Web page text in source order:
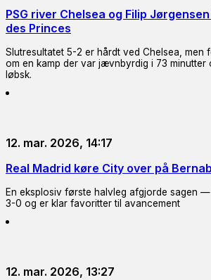
PSG river Chelsea og Filip
des Princes
Slutresultatet 5-2 er hårdt ved Chelsea, men
om en kamp der var jævnbyrdig i 73 minutter
løbsk.
12. mar. 2026, 14:17
Real Madrid køre City over på
En eksplosiv første halvleg afgjorde sagen
3-0 og er klar favoritter til avancement
12. mar. 2026, 13:27